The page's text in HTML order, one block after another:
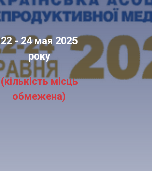
22 - 24 мая 2025
року
(кількість місць
обмежена)